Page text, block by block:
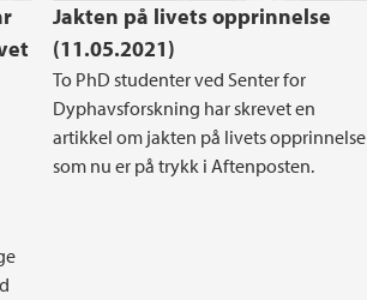
Jakten på livets opprinnelse
(11.05.2021)
To PhD studenter ved Senter for
Dyphavsforskning har skrevet en
artikkel om jakten på livets opprinnelse
som nu er på trykk i Aftenposten.